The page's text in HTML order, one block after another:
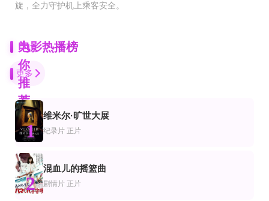
旋，全力守护机上乘客安全。
为
你
推
荐
HD
黑蜥蜴2019
HD
人狼游戏：地狱
正片
菖蒲君的悠闲肉食日记
正片
鸡肉帝国：快餐阴谋
莫·吉里根
野餐
威廉·霍尔登,金·诺瓦克,贝蒂·菲尔德,苏珊·斯塔丝伯格,克里夫·罗伯逊
正片
夜蒲之奶爸总裁
李文骁,侯迪,媛媛,石承昊
电影热播榜
更多
1
维米尔·旷世大展
纪录片 正片
2
混血儿的摇篮曲
剧情片 正片